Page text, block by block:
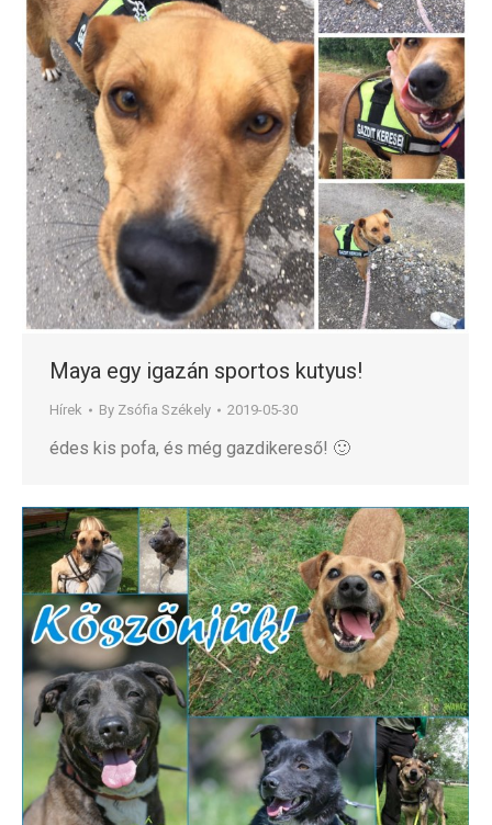
Maya egy igazán sportos kutyus!
Hírek By Zsófia Székely 2019-05-30
édes kis pofa, és még gazdikereső! 🙂